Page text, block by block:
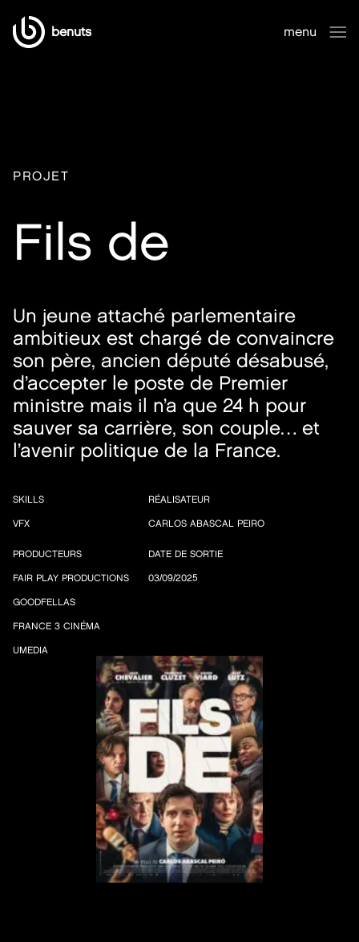
benuts
menu
PROJET
Fils de
Un jeune attaché parlementaire
ambitieux est chargé de convaincre
son père, ancien député désabusé,
d’accepter le poste de Premier
ministre mais il n’a que 24 h pour
sauver sa carrière, son couple… et
l’avenir politique de la France.
SKILLS
VFX
RÉALISATEUR
CARLOS ABASCAL PEIRO
PRODUCTEURS
FAIR PLAY PRODUCTIONS
GOODFELLAS
FRANCE 3 CINÉMA
UMEDIA
DATE DE SORTIE
03/09/2025